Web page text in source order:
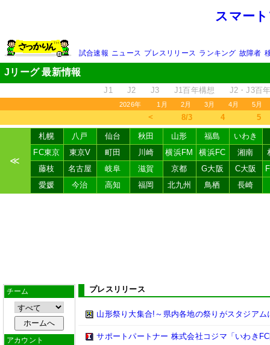
スマー
試合速報 ニュース プレスリリース ランキング 故障者
Jリーグ 最新情報
J1 J2 J3 J1百年構想 J2・J3百
2026年 1月 2月 3月 4月 5月
＜ 8/3 4 5
≪
札幌 八戸 仙台 秋田 山形 福島
いわき
FC東京
東京V 町田 川崎 横浜FM 横浜FC 湘南
藤枝
名古屋 岐阜 滋賀 京都 G大阪 C大阪
愛媛
今治 高知 福岡 北九州 鳥栖 長崎
チーム
アカウント
プレスリリース
山形祭り大集合!～県内各地の祭りがスタジアム
サポートパートナー 株式会社コジマ「いわき